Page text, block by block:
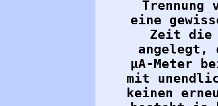
Trennung
eine
Zeit die
angelegt,
µA-Meter
mit
keinen